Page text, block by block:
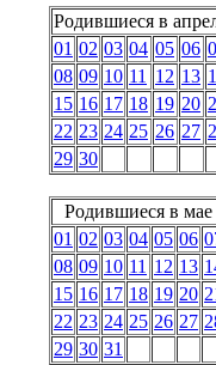
Родившиеся в
01 02 03 04 05 06
08 09 10 11 12 13
15 16 17 18 19 20
22 23 24 25 26 27
29 30
Родившиеся в мае
01 02 03 04 05 06
08 09 10 11 12 13
15 16 17 18 19 20
22 23 24 25 26 27
29 30 31